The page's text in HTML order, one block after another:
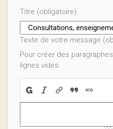
Titre (obligatoire)
Texte de votre message
Pour créer des
lignes vides.